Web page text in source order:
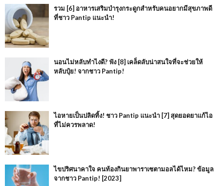
รวม [6] อาหารเสริมบำรุงกระดูกสำหรับคนอยากมีสุขภาพดี
ที่ชาว Pantip แนะนำ!
นอนไม่หลับทำไงดี? ฟัง [8] เคล็ดลับน่าสนใจที่จะช่วยให้
หลับปุ๋ย! จากชาว Pantip!
ไอหายเป็นปลิดทิ้ง! ชาว Pantip แนะนำ [7] สุดยอดยาแก้ไอ
ที่ไม่ควรพลาด!
ไขปริศนาคาใจ คนท้องกินยาพาราเซตามอลได้ไหม? ข้อมูล
จากชาว Pantip! [2023]